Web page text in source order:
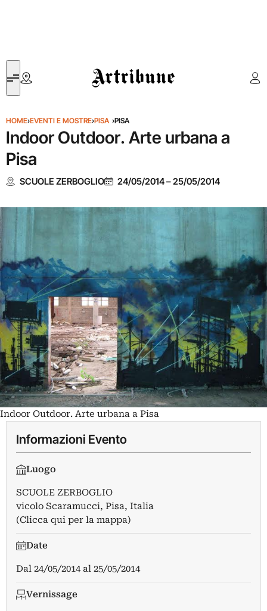
Artribune
HOME›EVENTI E MOSTRE›PISA ›PISA
Indoor Outdoor. Arte urbana a
Pisa
SCUOLE ZERBOGLIO 24/05/2014–25/05/2014
Indoor Outdoor. Arte urbana a Pisa
Informazioni Evento
Luogo
SCUOLE ZERBOGLIO
vicolo Scaramucci, Pisa, Italia
(Clicca qui per la mappa)
Date
Dal 24/05/2014al 25/05/2014
Vernissage